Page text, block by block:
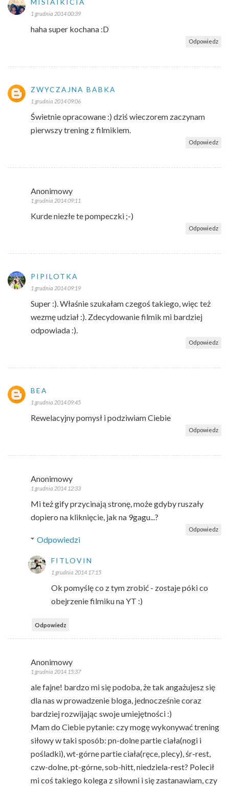
MISIAIKICIA
1 grudnia 2014 00:39
haha super kochana :D
Odpowiedz
ZWYCZAJNA BABKA
1 grudnia 2014 09:06
Świetnie opracowane :) dziś wieczorem zaczynam
pierwszy trening z filmikiem.
Odpowiedz
Anonimowy
1 grudnia 2014 09:11
Kurde niezłe te pompeczki ;-)
Odpowiedz
PIPILOTKA
1 grudnia 2014 09:19
Super :). Właśnie szukałam czegoś takiego, więc też
wezmę udział :). Zdecydowanie filmik mi bardziej
odpowiada :).
Odpowiedz
BEA
1 grudnia 2014 09:45
Rewelacyjny pomysł i podziwiam Ciebie
Odpowiedz
Anonimowy
1 grudnia 2014 12:33
Mi też gify przycinają stronę, może gdyby ruszały
dopiero na kliknięcie, jak na 9gagu...?
Odpowiedz
Odpowiedzi
FITLOVIN
1 grudnia 2014 17:15
Ok pomyślę co z tym zrobić - zostaje póki co
obejrzenie filmiku na YT :)
Odpowiedz
Anonimowy
1 grudnia 2014 15:37
ale fajne! bardzo mi się podoba, że tak angażujesz się
dla nas w prowadzenie bloga, jednocześnie coraz
bardziej rozwijając swoje umiejętności :)
Mam do Ciebie pytanie: czy mogę wykonywać trening
siłowy w taki sposób: pn-dolne partie ciała(nogi i
pośladki), wt-górne partie ciała(ręce, plecy), śr-rest,
czw-dolne, pt-górne, sob-hitt, niedziela-rest? Polecił
mi coś takiego kolega z siłowni i się zastanawiam, czy